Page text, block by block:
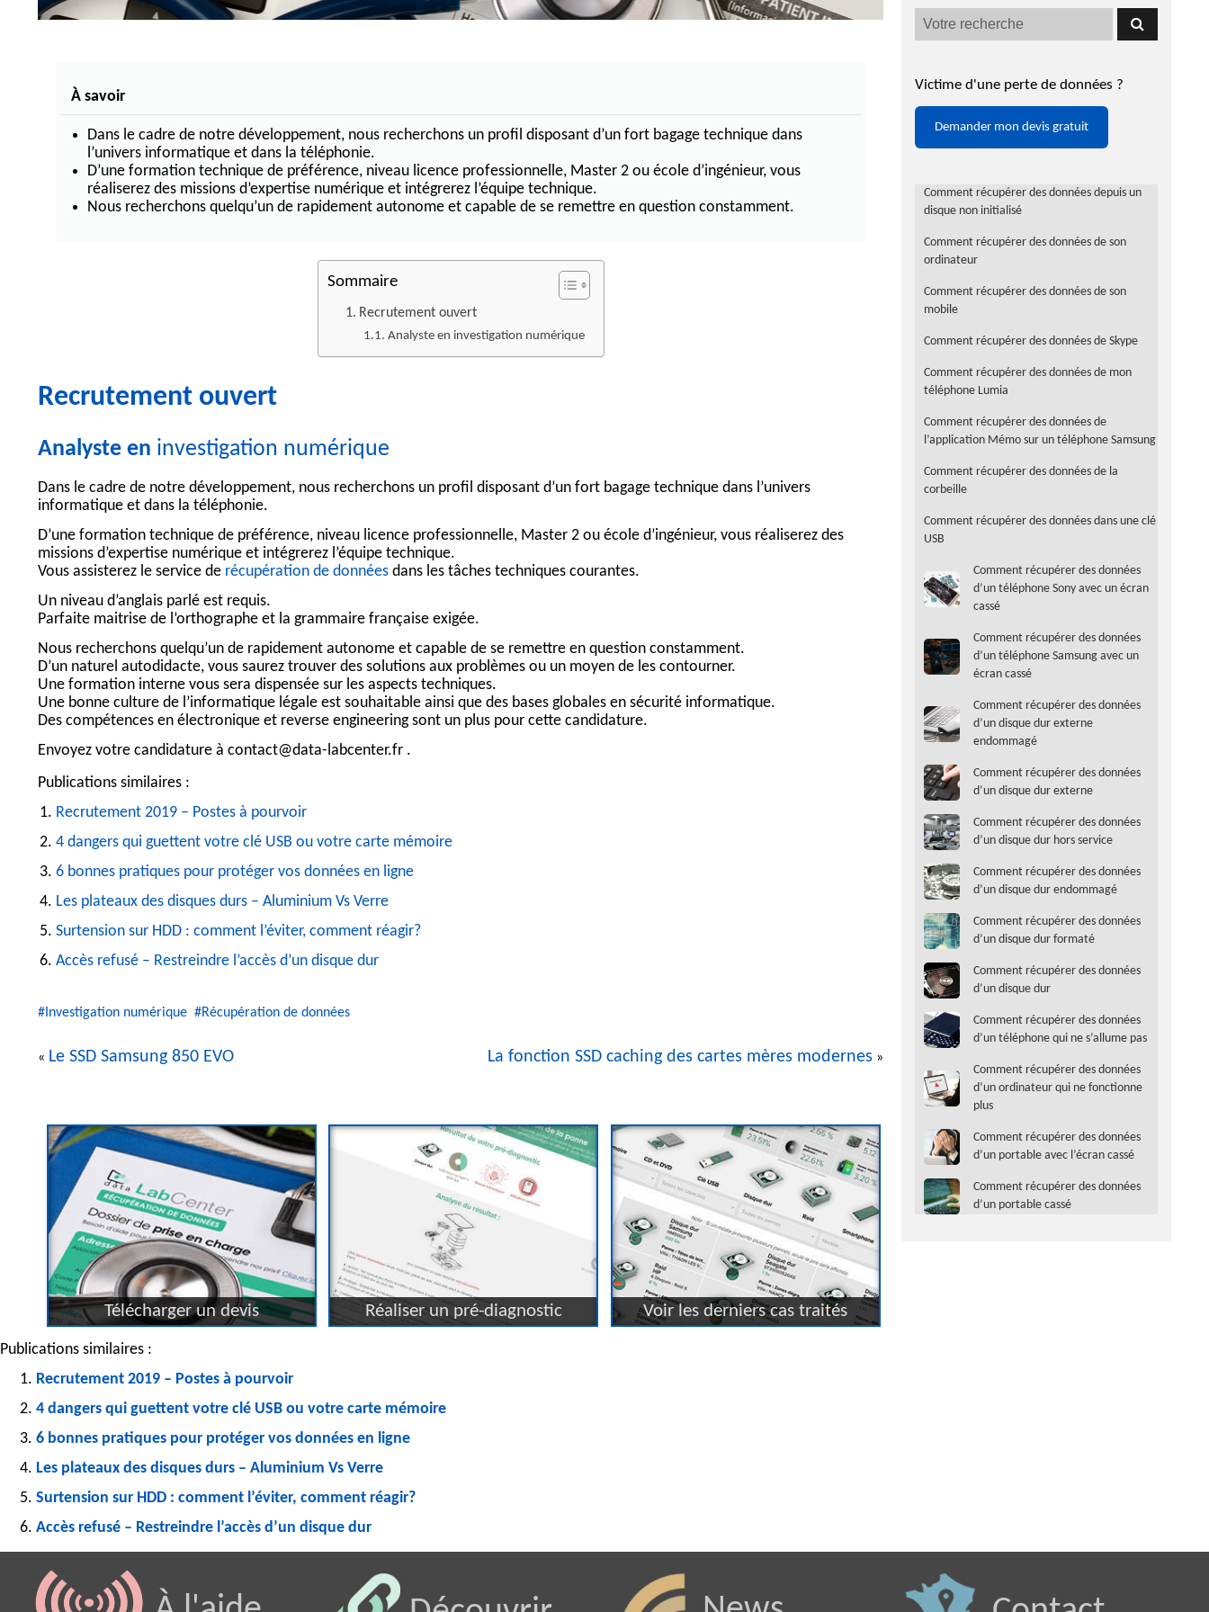
Récupération de données HP
Récupération de données RAID
Récupération de données RAID 0
Récupération de données RAID 1
Récupération de données RAID 5
Récupération de données RAID 6
À savoir
Dans le cadre de notre développement, nous recherchons un profil disposant d’un fort bagage technique dans
l’univers informatique et dans la téléphonie.
D’une formation technique de préférence, niveau licence professionnelle, Master 2 ou école d’ingénieur, vous
réaliserez des missions d’expertise numérique et intégrerez l’équipe technique.
Nous recherchons quelqu’un de rapidement autonome et capable de se remettre en question constamment.
Sommaire
Recrutement ouvert
Analyste en investigation numérique
Recrutement ouvert
Analyste en investigation numérique
Dans le cadre de notre développement, nous recherchons un profil disposant d’un fort bagage technique dans l’univers
informatique et dans la téléphonie.
D’une formation technique de préférence, niveau licence professionnelle, Master 2 ou école d’ingénieur, vous réaliserez des
missions d’expertise numérique et intégrerez l’équipe technique.
Vous assisterez le service de récupération de données dans les tâches techniques courantes.
Un niveau d’anglais parlé est requis.
Parfaite maitrise de l’orthographe et la grammaire française exigée.
Nous recherchons quelqu’un de rapidement autonome et capable de se remettre en question constamment.
D’un naturel autodidacte, vous saurez trouver des solutions aux problèmes ou un moyen de les contourner.
Une formation interne vous sera dispensée sur les aspects techniques.
Une bonne culture de l’informatique légale est souhaitable ainsi que des bases globales en sécurité informatique.
Des compétences en électronique et reverse engineering sont un plus pour cette candidature.
Envoyez votre candidature à contact@data-labcenter.fr .
Publications similaires :
Recrutement 2019 – Postes à pourvoir
4 dangers qui guettent votre clé USB ou votre carte mémoire
6 bonnes pratiques pour protéger vos données en ligne
Les plateaux des disques durs – Aluminium Vs Verre
Surtension sur HDD : comment l’éviter, comment réagir?
Accès refusé – Restreindre l’accès d’un disque dur
#Investigation numérique #Récupération de données
« Le SSD Samsung 850 EVO La fonction SSD caching des cartes mères modernes »
Télécharger un devis Réaliser un pré-diagnostic Voir les derniers cas traités
Victime d'une perte de données ?
Demander mon devis gratuit
Comment récupérer des données depuis un
disque non initialisé
Comment récupérer des données de son
ordinateur
Comment récupérer des données de son
mobile
Comment récupérer des données de Skype
Comment récupérer des données de mon
téléphone Lumia
Comment récupérer des données de
l’application Mémo sur un téléphone Samsung
Comment récupérer des données de la
corbeille
Comment récupérer des données dans une clé
USB
Comment récupérer des données
d’un téléphone Sony avec un écran
cassé
Comment récupérer des données
d’un téléphone Samsung avec un
écran cassé
Comment récupérer des données
d’un disque dur externe
endommagé
Comment récupérer des données
d’un disque dur externe
Comment récupérer des données
d’un disque dur hors service
Comment récupérer des données
d’un disque dur endommagé
Comment récupérer des données
d’un disque dur formaté
Comment récupérer des données
d’un disque dur
Comment récupérer des données
d’un téléphone qui ne s’allume pas
Comment récupérer des données
d’un ordinateur qui ne fonctionne
plus
Comment récupérer des données
d’un portable avec l’écran cassé
Comment récupérer des données
d’un portable cassé
Publications similaires :
Recrutement 2019 – Postes à pourvoir
4 dangers qui guettent votre clé USB ou votre carte mémoire
6 bonnes pratiques pour protéger vos données en ligne
Les plateaux des disques durs – Aluminium Vs Verre
Surtension sur HDD : comment l’éviter, comment réagir?
Accès refusé – Restreindre l’accès d’un disque dur